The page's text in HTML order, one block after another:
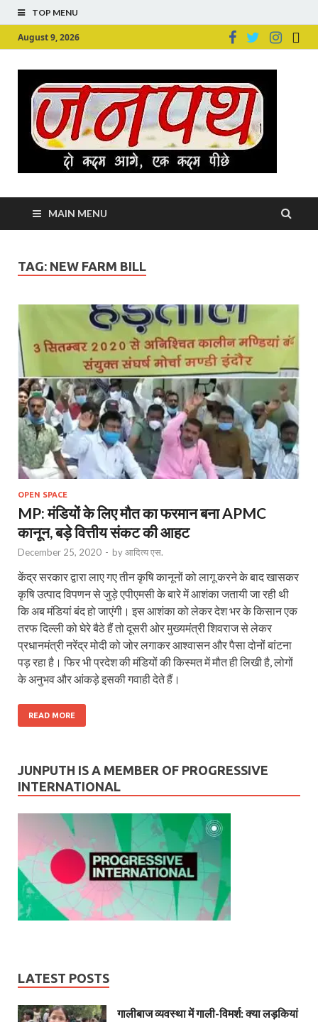
TOP MENU
August 9, 2026
MAIN MENU
TAG: NEW FARM BILL
OPEN SPACE
MP: मंडियों के लिए मौत का फरमान बना APMC
कानून, बड़े वित्तीय संकट की आहट
December 25, 2020 - byआदित्य एस.
केंद्र सरकार द्वारा लाए गए तीन कृषि कानूनों को लागू करने के बाद खासकर
क‍ृषि उत्‍पाद विपणन से जुड़े एपीएमसी के बारे में आशंका जतायी जा रही थी
कि अब मंडियां बंद हो जाएंगी। इस आशंका को लेकर देश भर के किसान एक
तरफ दिल्‍ली को घेरे बैठे हैं तो दूसरी ओर मुख्‍यमंत्री शिवराज से लेकर
प्रधानमंत्री नरेंद्र मोदी को जोर लगाकर आश्‍वासन और पैसा दोनों बांटना
पड़ रहा है। फिर भी प्रदेश की मंडियों की किस्‍मत में मौत ही लिखी है, लोगों
के अनुभव और आंकड़े इसकी गवाही देते हैं।
READ MORE
JUNPUTH IS A MEMBER OF PROGRESSIVE
INTERNATIONAL
LATEST POSTS
गालीबाज व्‍यवस्‍था में गाली-विमर्श: क्या लड़कियां